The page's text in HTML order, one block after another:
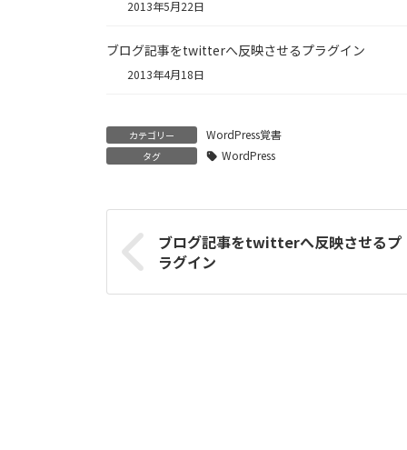
2013年5月22日
ブログ記事をtwitterへ反映させるプラグイン
2013年4月18日
カテゴリー WordPress覚書
タグ WordPress
ブログ記事をtwitterへ反映させるプ
ラグイン